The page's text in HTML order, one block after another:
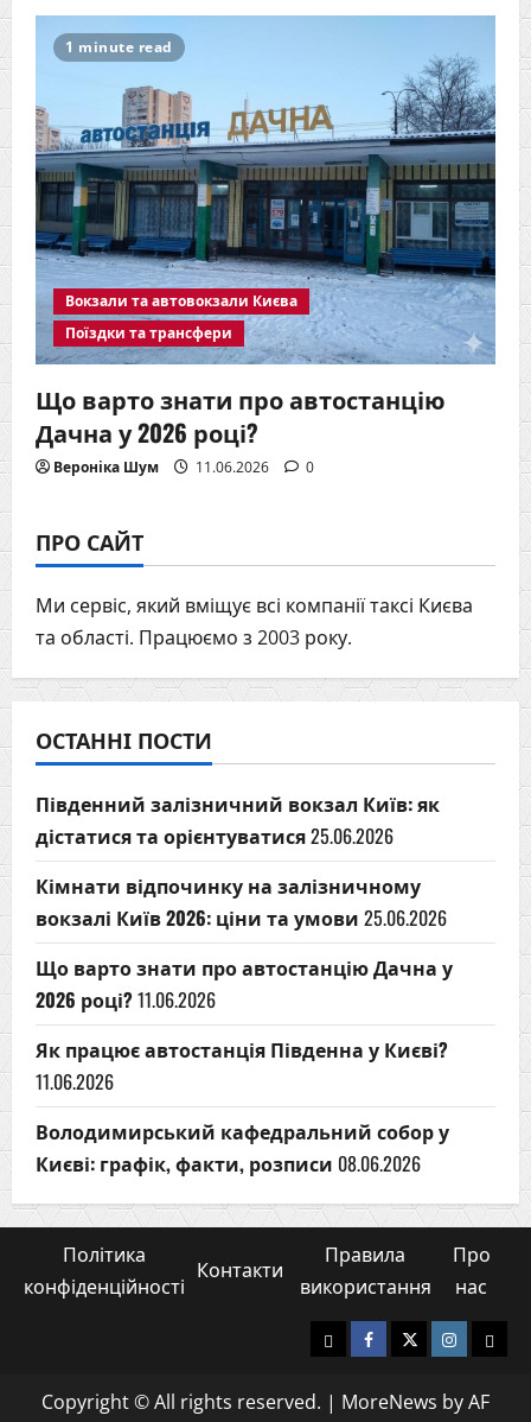
1 minute read
Вокзали та автовокзали Києва
Поїздки та трансфери
Що варто знати про автостанцію
Дачна у 2026 році?
Вероніка Шум 11.06.2026 0
ПРО САЙТ
Ми сервіс, який вміщує всі компанії таксі Києва
та області. Працюємо з 2003 року.
ОСТАННІ ПОСТИ
Південний залізничний вокзал Київ: як
дістатися та орієнтуватися25.06.2026
Кімнати відпочинку на залізничному
вокзалі Київ 2026: ціни та умови 25.06.2026
Що варто знати про автостанцію Дачна у
2026 році?11.06.2026
Як працює автостанція Південна у Києві?
11.06.2026
Володимирський кафедральний собор у
Києві: графік, факти, розписи 08.06.2026
Політика
конфіденційності
Контакти
Правила
використання
Про
нас
Yelp Facebook
TwitterInstagram
Copyright © All rights reserved. | MoreNews by AF